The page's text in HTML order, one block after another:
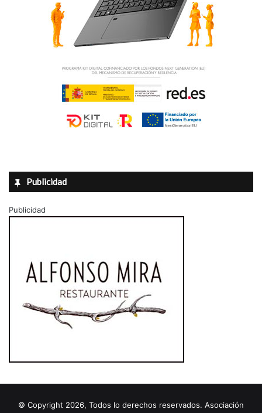
Publicidad
Publicidad
© Copyright 2026, Todos lo derechos reservados. Asociación